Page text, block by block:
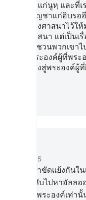
ทรงบัญชาแก่นูหฺ และที่เ
กับที่เราได้บัญชาแก่อิบร
เจ้าจงดำรงศาสนาไว้ใ
รื่องของศาสนา แต่เป็น
ยกร้อง เชิญชวนพวกเขา
กสำหรับพระองค์ผู้ที่พระ
รงชี้แนะทางสู่พระองค์ผู้
อ 484, จุซ 25
ใดที่พวกเจ้าขัดแย้งกันใ
สินย่อมกลับไปหาอัลลอ
ของฉัน แด่พระองค์เท่า